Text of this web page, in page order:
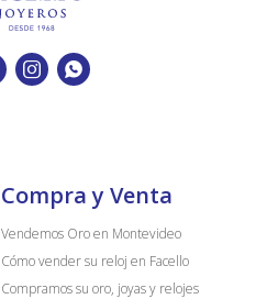
 
Compra y Venta
Vendemos Oro en Montevideo
Cómo vender su reloj en Facello
Compramos su oro, joyas y relojes